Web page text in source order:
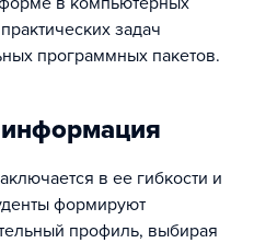
задач
программных пакетов.
в ее гибкости и
формируют
профиль, выбирая